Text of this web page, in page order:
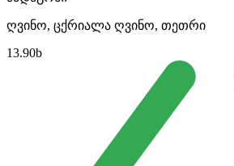
ღვინო, ცქრიალა ღვინო, თეთრი
13.90b